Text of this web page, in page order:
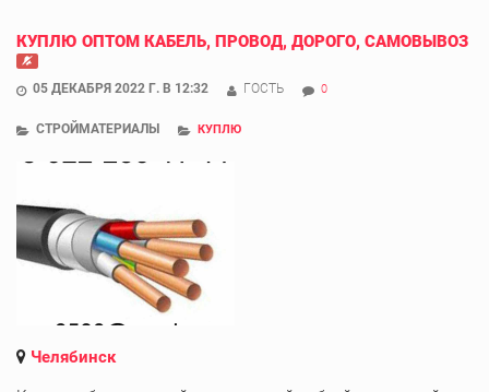
КУПЛЮ ОПТОМ КАБЕЛЬ, ПРОВОД, ДОРОГО, САМОВЫВОЗ
05 ДЕКАБРЯ 2022 Г. В 12:32 ГОСТЬ 0
СТРОЙМАТЕРИАЛЫ КУПЛЮ
Челябинск